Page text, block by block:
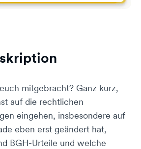
mitgebracht? Ganz kurz,
auf die rechtlichen
eingehen, insbesondere auf
eben erst geändert hat,
BGH-Urteile und welche